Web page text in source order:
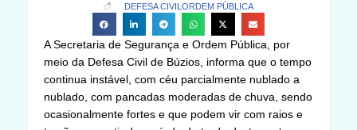
DEFESA CIVIL ORDEM PÚBLICA
A Secretaria de Segurança e Ordem Pública, por
meio da Defesa Civil de Búzios, informa que o tempo
continua instável, com céu parcialmente nublado a
nublado, com pancadas moderadas de chuva, sendo
ocasionalmente fortes e que podem vir com raios e